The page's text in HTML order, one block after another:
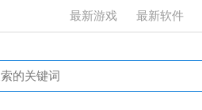
最新游戏 最新软件